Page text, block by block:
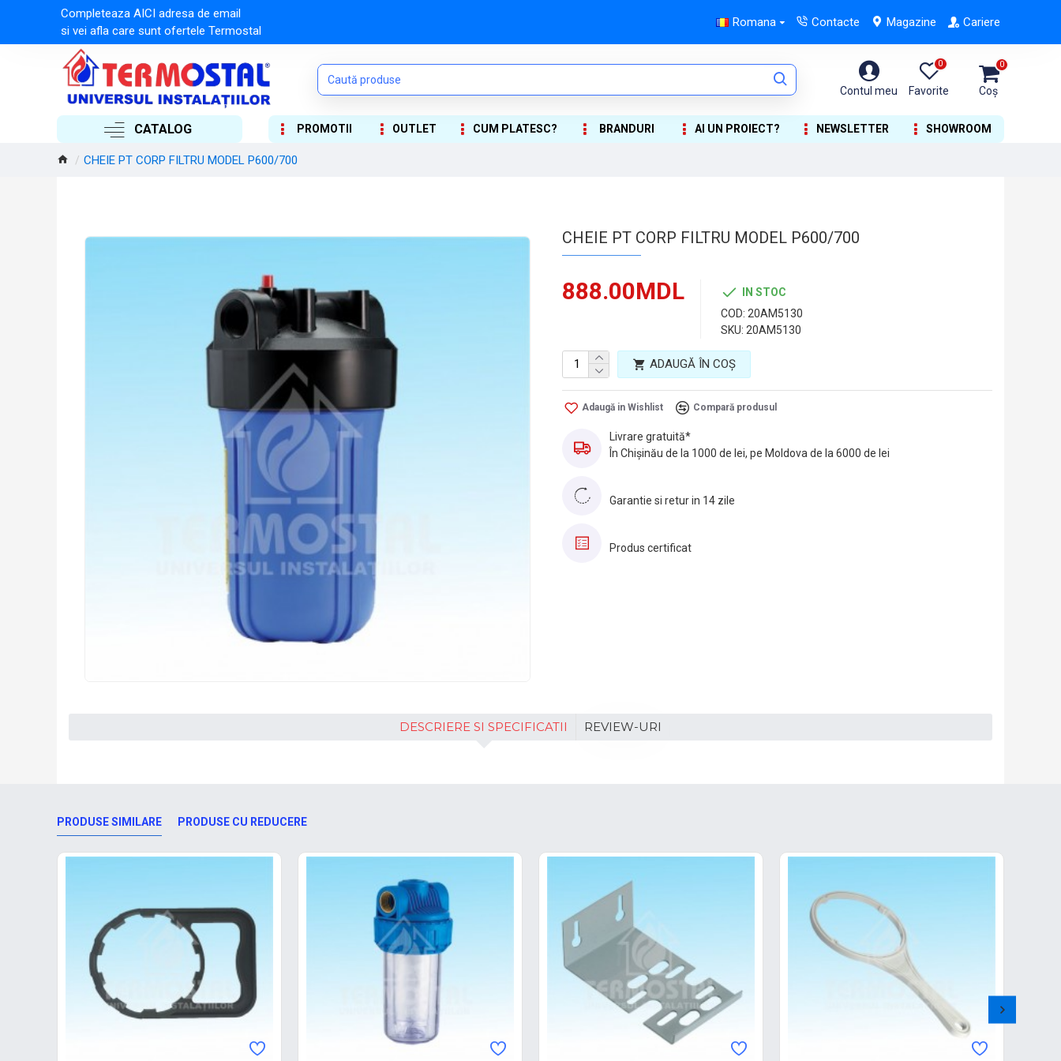
Completeaza AICI adresa de email
si vei afla care sunt ofertele Termostal
Romana Contacte Magazine Cariere
Contul meu Favorite
0
Coș
0
CATALOG PROMOTII OUTLET CUM PLATESC? BRANDURI AI UN PROIECT? NEWSLETTER SHOWROOM
CHEIE PT CORP FILTRU MODEL P600/700
CHEIE PT CORP FILTRU MODEL P600/700
888.00MDL
IN STOC
COD: 20AM5130
SKU: 20AM5130
ADAUGĂ ÎN COŞ
Adaugă in Wishlist Compară produsul
Livrare gratuită*
În Chișinău de la 1000 de lei, pe Moldova de la 6000 de lei
Garantie si retur in 14 zile
Produs certificat
DESCRIERE SI SPECIFICATII REVIEW-URI
PRODUSE SIMILARE PRODUSE CU REDUCERE